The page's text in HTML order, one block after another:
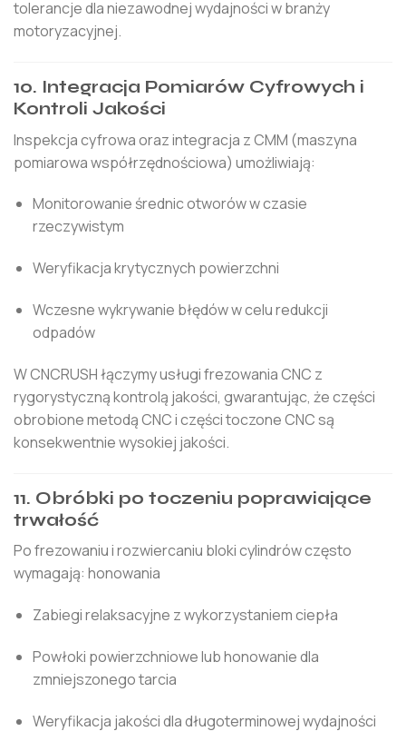
tolerancje dla niezawodnej wydajności w branży
motoryzacyjnej.
10. Integracja Pomiarów Cyfrowych i
Kontroli Jakości
Inspekcja cyfrowa oraz integracja z CMM (maszyna
pomiarowa współrzędnościowa) umożliwiają:
Monitorowanie średnic otworów w czasie
rzeczywistym
Weryfikacja krytycznych powierzchni
Wczesne wykrywanie błędów w celu redukcji
odpadów
W CNCRUSH łączymy usługi frezowania CNC z
rygorystyczną kontrolą jakości, gwarantując, że części
obrobione metodą CNC i części toczone CNC są
konsekwentnie wysokiej jakości.
11. Obróbki po toczeniu poprawiające
trwałość
Po frezowaniu i rozwiercaniu bloki cylindrów często
wymagają: honowania
Zabiegi relaksacyjne z wykorzystaniem ciepła
Powłoki powierzchniowe lub honowanie dla
zmniejszonego tarcia
Weryfikacja jakości dla długoterminowej wydajności